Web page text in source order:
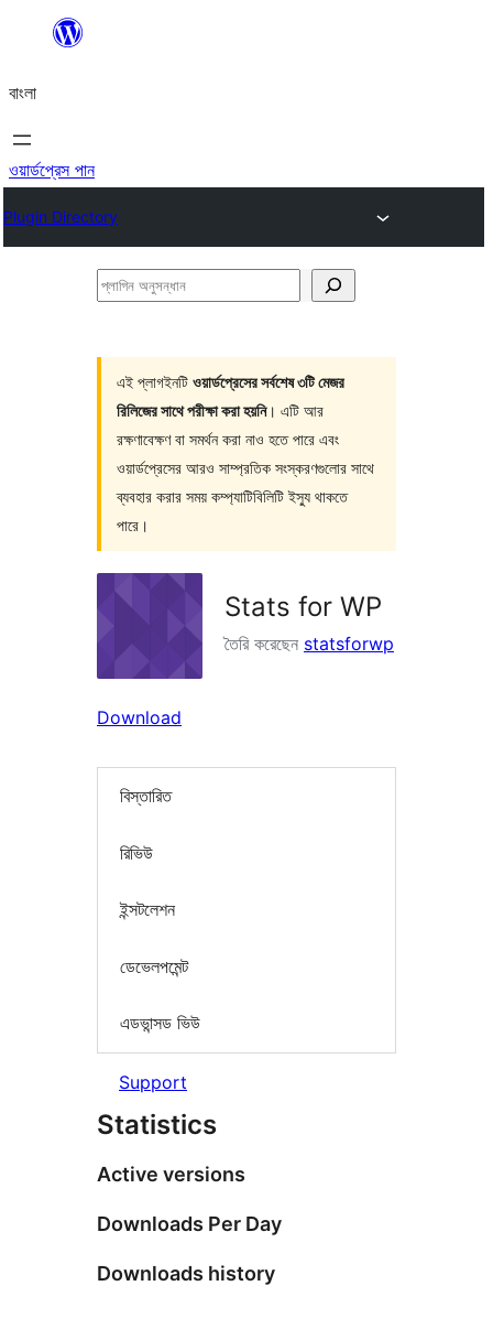
যান
বাংলা
ওয়ার্ডপ্রেস পান
Plugin Directory
প্লাগিন
এই প্লাগইনটি ওয়ার্ডপ্রেসের সর্বশেষ ৩টি মেজর
রিলিজের সাথে পরীক্ষা করা হয়নি। এটি আর
রক্ষণাবেক্ষণ বা সমর্থন করা নাও হতে পারে এবং
ওয়ার্ডপ্রেসের আরও সাম্প্রতিক সংস্করণগুলোর সাথে
ব্যবহার করার সময় কম্প্যাটিবিলিটি ইস্যু থাকতে
পারে।
Stats for WP
তৈরি করেছেন statsforwp
Download
বিস্তারিত
রিভিউ
ইন্সটলেশন
ডেভেলপমেন্ট
এডভান্সড ভিউ
Support
Statistics
Active versions
Downloads Per Day
Downloads history